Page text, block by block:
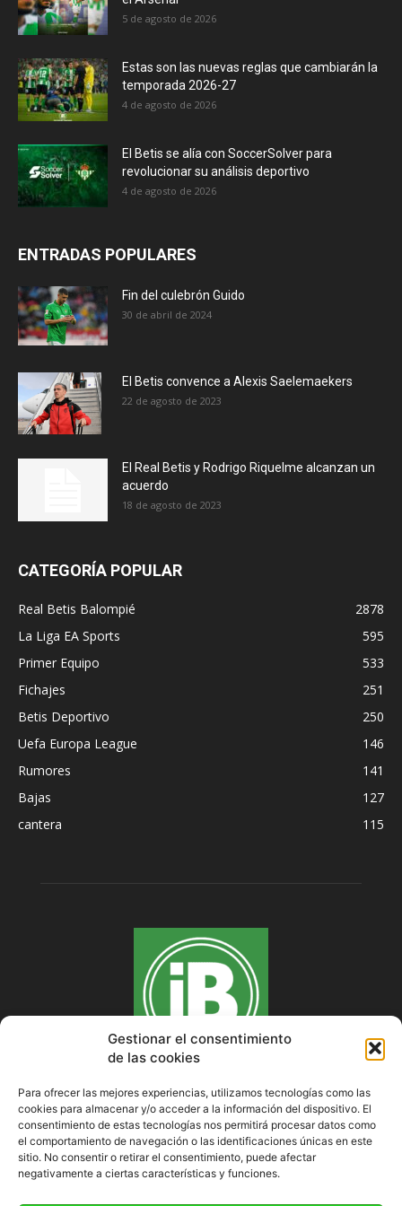
Gestionar el consentimiento
de las cookies
Para ofrecer las mejores experiencias, utilizamos tecnologías como las
cookies para almacenar y/o acceder a la información del dispositivo. El
consentimiento de estas tecnologías nos permitirá procesar datos como
el comportamiento de navegación o las identificaciones únicas en este
sitio. No consentir o retirar el consentimiento, puede afectar
negativamente a ciertas características y funciones.
5 de agosto de 2026
Estas son las nuevas reglas que cambiarán la
temporada 2026-27
4 de agosto de 2026
El Betis se alía con SoccerSolver para
revolucionar su análisis deportivo
4 de agosto de 2026
ENTRADAS POPULARES
Fin del culebrón Guido
30 de abril de 2024
El Betis convence a Alexis Saelemaekers
22 de agosto de 2023
El Real Betis y Rodrigo Riquelme alcanzan un
acuerdo
18 de agosto de 2023
CATEGORÍA POPULAR
Real Betis Balompié
2878
La Liga EA Sports
595
Primer Equipo
533
Fichajes
251
Betis Deportivo
250
Uefa Europa League
146
Rumores
141
Bajas
127
cantera
115
SOBRE NOSOTROS